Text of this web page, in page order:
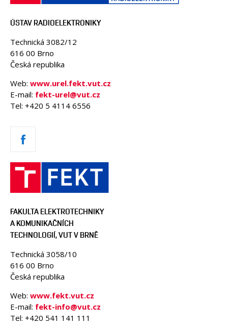
ÚSTAV RADIOELEKTRONIKY
Technická 3082/12
616 00 Brno
Česká republika
Web: www.urel.fekt.vut.cz
E-mail: fekt-urel@vut.cz
Tel: +420 5 4114 6556
FAKULTA ELEKTROTECHNIKY
A KOMUNIKAČNÍCH
TECHNOLOGIÍ, VUT V BRNĚ
Technická 3058/10
616 00 Brno
Česká republika
Web: www.fekt.vut.cz
E-mail: fekt-info@vut.cz
Tel: +420 541 141 111